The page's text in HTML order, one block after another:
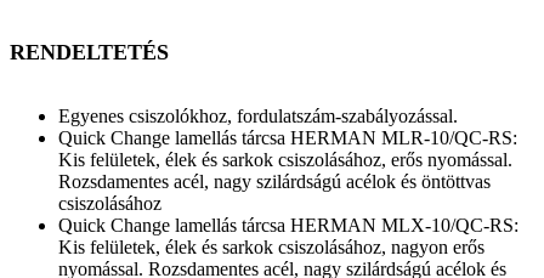
RENDELTETÉS
Egyenes csiszolókhoz, fordulatszám-szabályozással.
Quick Change lamellás tárcsa HERMAN MLR-10/QC-RS:
Kis felületek, élek és sarkok csiszolásához, erős nyomással.
Rozsdamentes acél, nagy szilárdságú acélok és öntöttvas
csiszolásához
Quick Change lamellás tárcsa HERMAN MLX-10/QC-RS:
Kis felületek, élek és sarkok csiszolásához, nagyon erős
nyomással. Rozsdamentes acél, nagy szilárdságú acélok és